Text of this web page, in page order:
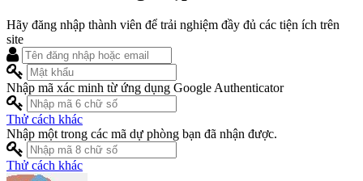
Hãy đăng nhập thành viên để trải nghiệm đầy đủ các tiện ích trên
site
Nhập mã xác minh từ ứng dụng Google Authenticator
Thử cách khác
Nhập một trong các mã dự phòng bạn đã nhận được.
Thử cách khác